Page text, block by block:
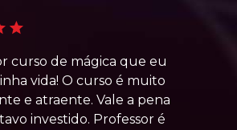
curso de mágica que eu
vida! O curso é muito
e atraente. Vale a pena
investido. Professor é